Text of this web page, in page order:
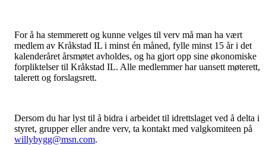
For å ha stemmerett og kunne velges til verv må man ha vært
medlem av Kråkstad IL i minst én måned, fylle minst 15 år i det
kalenderåret årsmøtet avholdes, og ha gjort opp sine økonomiske
forpliktelser til Kråkstad IL. Alle medlemmer har uansett møterett,
talerett og forslagsrett.
Dersom du har lyst til å bidra i arbeidet til idrettslaget ved å delta i
styret, grupper eller andre verv, ta kontakt med valgkomiteen på
willybygg@msn.com.